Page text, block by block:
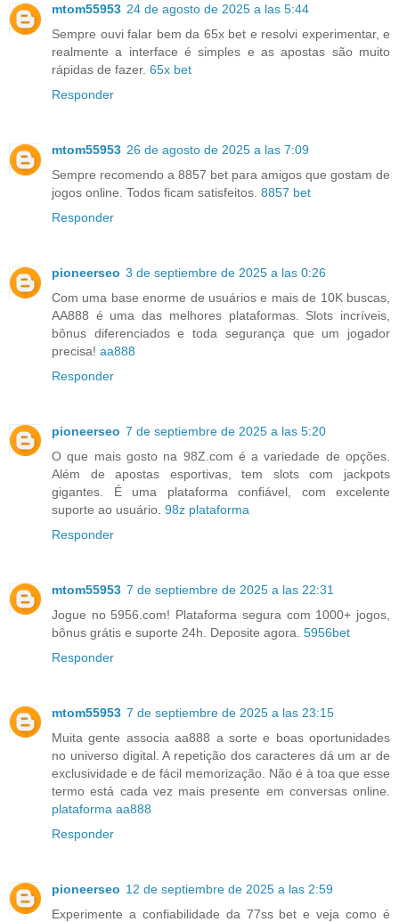
mtom55953 24 de agosto de 2025 a las 5:44
Sempre ouvi falar bem da 65x bet e resolvi experimentar, e
realmente a interface é simples e as apostas são muito
rápidas de fazer. 65x bet
Responder
mtom55953 26 de agosto de 2025 a las 7:09
Sempre recomendo a 8857 bet para amigos que gostam de
jogos online. Todos ficam satisfeitos. 8857 bet
Responder
pioneerseo 3 de septiembre de 2025 a las 0:26
Com uma base enorme de usuários e mais de 10K buscas,
AA888 é uma das melhores plataformas. Slots incríveis,
bônus diferenciados e toda segurança que um jogador
precisa! aa888
Responder
pioneerseo 7 de septiembre de 2025 a las 5:20
O que mais gosto na 98Z.com é a variedade de opções.
Além de apostas esportivas, tem slots com jackpots
gigantes. É uma plataforma confiável, com excelente
suporte ao usuário. 98z plataforma
Responder
mtom55953 7 de septiembre de 2025 a las 22:31
Jogue no 5956.com! Plataforma segura com 1000+ jogos,
bônus grátis e suporte 24h. Deposite agora. 5956bet
Responder
mtom55953 7 de septiembre de 2025 a las 23:15
Muita gente associa aa888 a sorte e boas oportunidades
no universo digital. A repetição dos caracteres dá um ar de
exclusividade e de fácil memorização. Não é à toa que esse
termo está cada vez mais presente em conversas online.
plataforma aa888
Responder
pioneerseo 12 de septiembre de 2025 a las 2:59
Experimente a confiabilidade da 77ss bet e veja como é